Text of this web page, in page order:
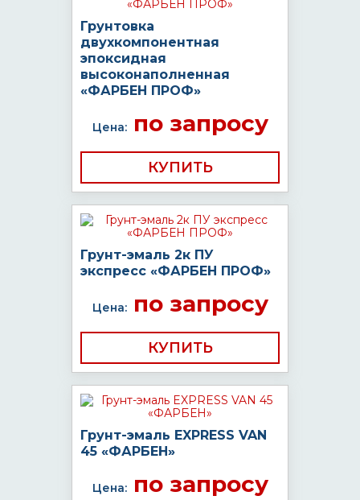
Грунтовка
двухкомпонентная
эпоксидная
высоконаполненная
«ФАРБЕН ПРОФ»
Цена:по запросу
КУПИТЬ
Грунт-эмаль 2к ПУ
экспресс «ФАРБЕН ПРОФ»
Цена:по запросу
КУПИТЬ
Грунт-эмаль EXPRESS VAN
45 «ФАРБЕН»
Цена:по запросу